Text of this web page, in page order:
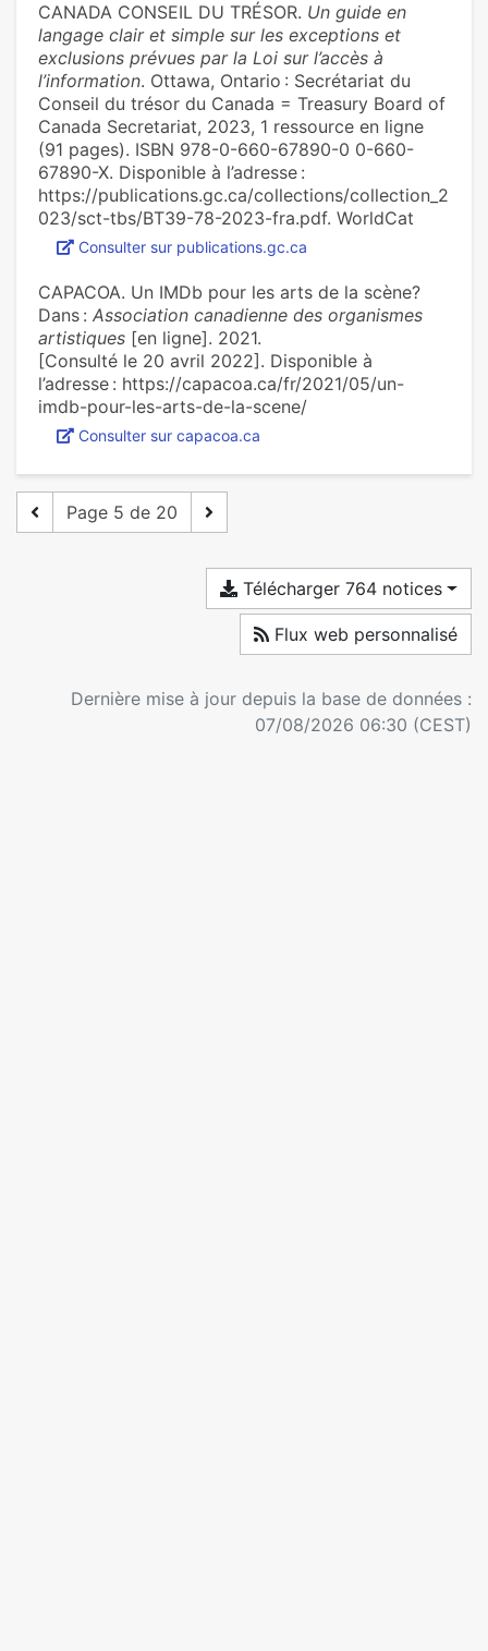
CANADA CONSEIL DU TRÉSOR. Un guide en
langage clair et simple sur les exceptions et
exclusions prévues par la Loi sur l’accès à
l’information. Ottawa, Ontario : Secrétariat du
Conseil du trésor du Canada = Treasury Board of
Canada Secretariat, 2023, 1 ressource en ligne
(91 pages). ISBN 978-0-660-67890-0 0-660-
67890-X. Disponible à l’adresse :
https://publications.gc.ca/collections/collection_2
023/sct-tbs/BT39-78-2023-fra.pdf. WorldCat
Consulter sur publications.gc.ca
CAPACOA. Un IMDb pour les arts de la scène?
Dans : Association canadienne des organismes
artistiques [en ligne]. 2021.
[Consulté le 20 avril 2022]. Disponible à
l’adresse : https://capacoa.ca/fr/2021/05/un-
imdb-pour-les-arts-de-la-scene/
Consulter sur capacoa.ca
Page 5 de 20
Télécharger 764 notices
Flux web personnalisé
Dernière mise à jour depuis la base de données :
07/08/2026 06:30 (CEST)